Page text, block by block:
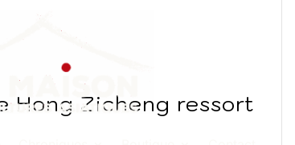
Hong Zicheng ressort